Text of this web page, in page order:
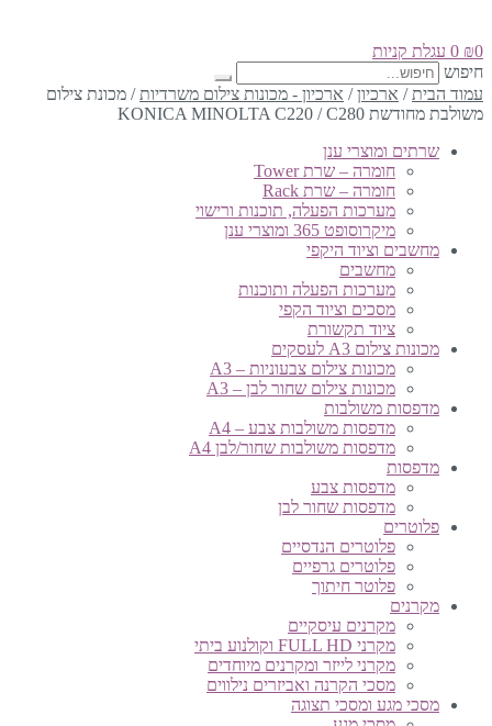
₪0
0 עגלת קניות
חיפוש
עמוד הבית / ארכיון/ ארכיון - מכונות צילום משרדיות / מכונת צילום
משולבת מחודשת KONICA MINOLTA C220 / C280
שרתים ומוצרי ענן
חומרה – שרת Tower
חומרה – שרת Rack
מערכות הפעלה, תוכנות ורישוי
מיקרוסופט 365 ומוצרי ענן
מחשבים וציוד היקפי
מחשבים
מערכות הפעלה ותוכנות
מסכים וציוד הקפי
ציוד תקשורת
מכונות צילום A3 לעסקים
מכונות צילום צבעוניות – A3
מכונות צילום שחור לבן – A3
מדפסות משולבות
מדפסות משולבות צבע – A4
מדפסות משולבות שחור/לבן A4
מדפסות
מדפסות צבע
מדפסות שחור לבן
פלוטרים
פלוטרים הנדסיים
פלוטרים גרפיים
פלוטר חיתוך
מקרנים
מקרנים עיסקיים
מקרני FULL HD וקולנוע ביתי
מקרני לייזר ומקרנים מיוחדים
מסכי הקרנה ואביזרים נילווים
מסכי מגע ומסכי תצוגה